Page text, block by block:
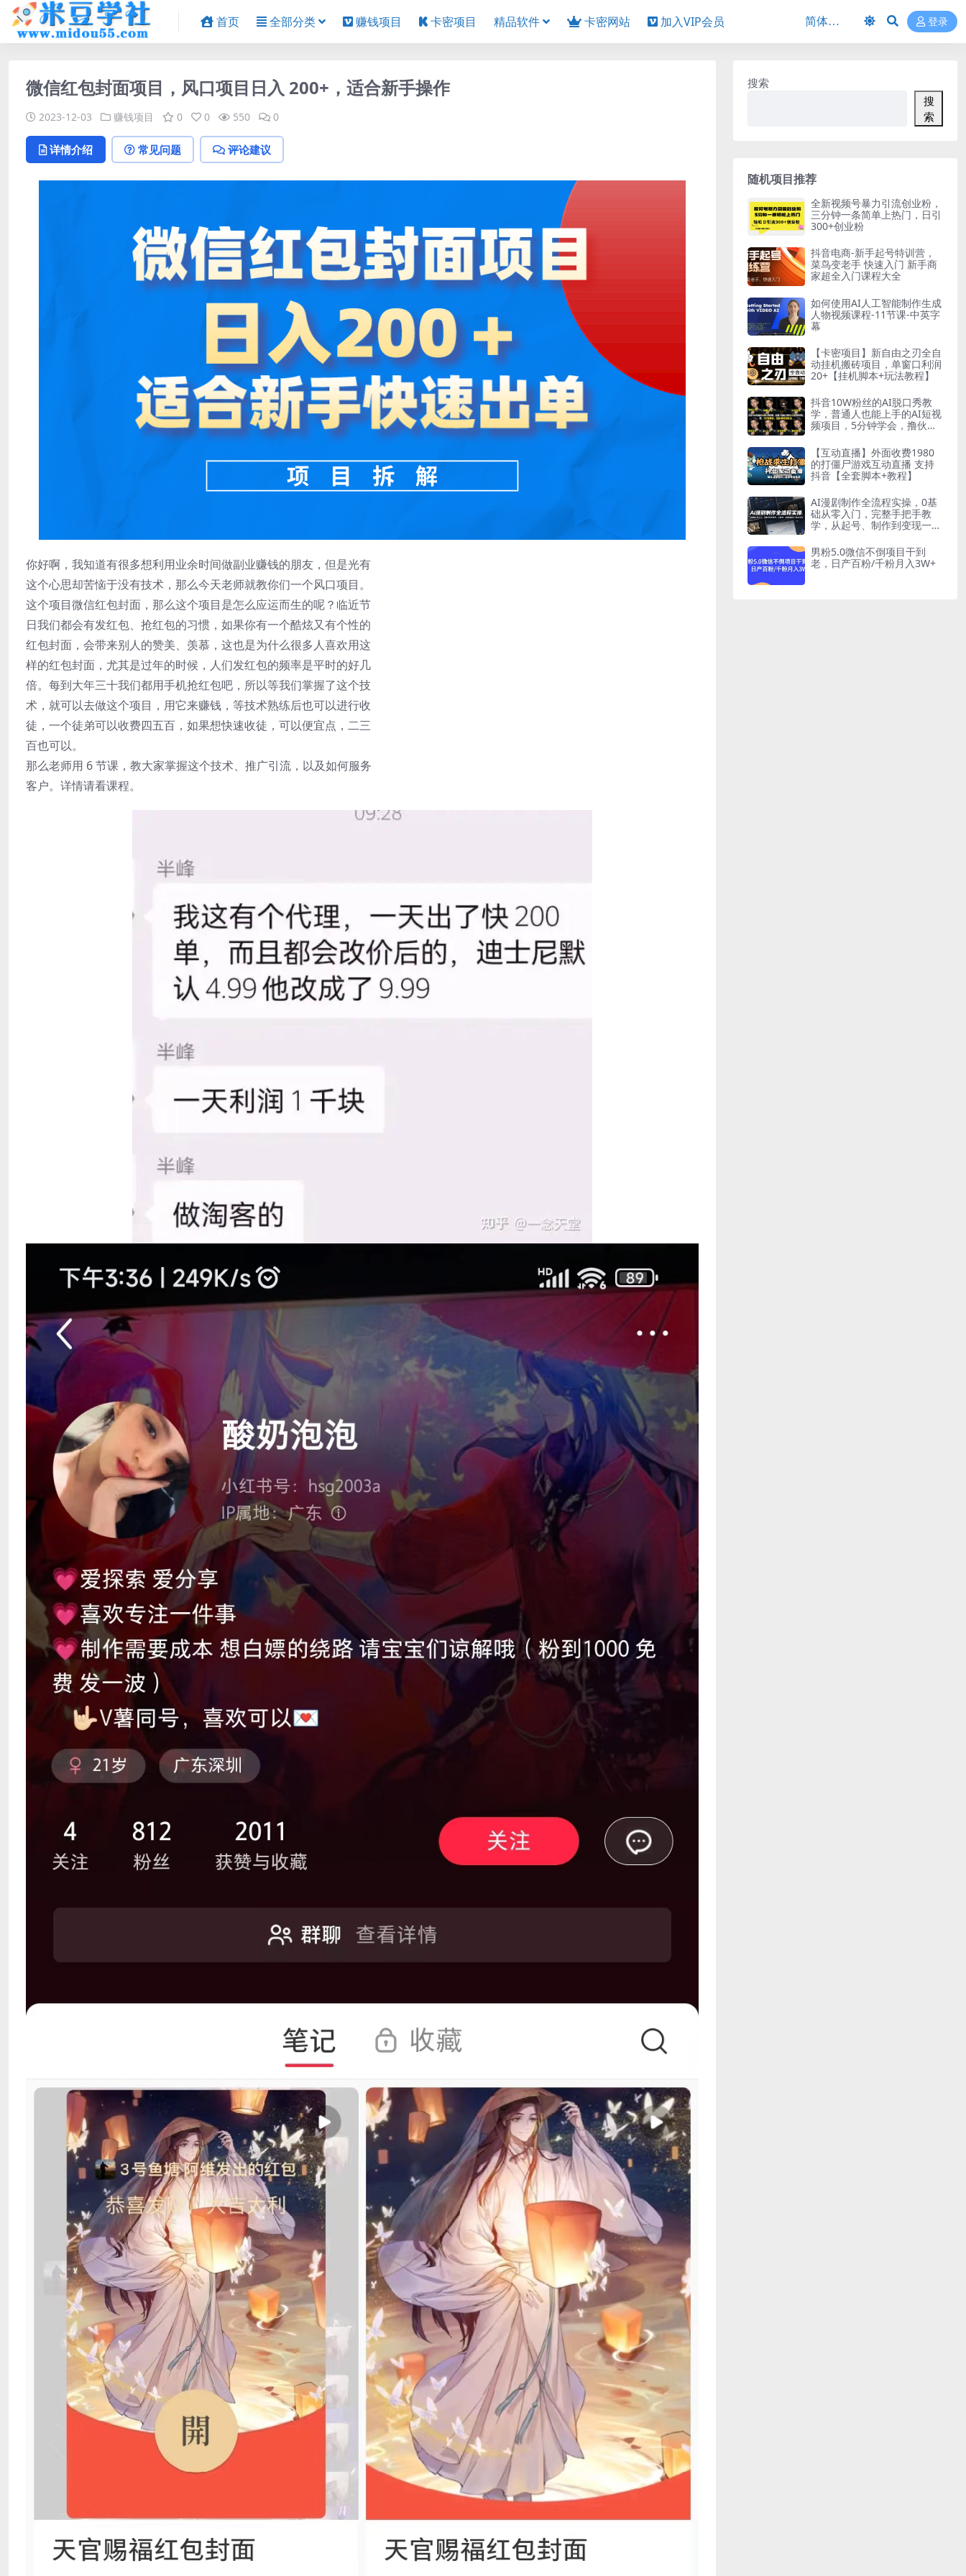
首页 全部分类 赚钱项目 卡密项目 精品软件 卡密网站 加入VIP会员 登录
微信红包封面项目，风口项目日入 200+，适合新手操作
2023-12-03 赚钱项目 0 0 550 0
详情介绍 常见问题 评论建议
你好啊，我知道有很多想利用业余时间做副业赚钱的朋友，但是光有
这个心思却苦恼于没有技术，那么今天老师就教你们一个风口项目。
这个项目微信红包封面，那么这个项目是怎么应运而生的呢？临近节
日我们都会有发红包、抢红包的习惯，如果你有一个酷炫又有个性的
红包封面，会带来别人的赞美、羡慕，这也是为什么很多人喜欢用这
样的红包封面，尤其是过年的时候，人们发红包的频率是平时的好几
倍。每到大年三十我们都用手机抢红包吧，所以等我们掌握了这个技
术，就可以去做这个项目，用它来赚钱，等技术熟练后也可以进行收
徒，一个徒弟可以收费四五百，如果想快速收徒，可以便宜点，二三
百也可以。
那么老师用 6 节课，教大家掌握这个技术、推广引流，以及如何服务
客户。详情请看课程。
搜索
搜
索
随机项目推荐
全新视频号暴力引流创业粉，
三分钟一条简单上热门，日引
300+创业粉
抖音电商-新手起号特训营，
菜鸟变老手 快速入门 新手商
家超全入门课程大全
如何使用AI人工智能制作生成
人物视频课程-11节课-中英字
幕
【卡密项目】新自由之刃全自
动挂机搬砖项目，单窗口利润
20+【挂机脚本+玩法教程】
抖音10W粉丝的AI脱口秀教
学，普通人也能上手的AI短视
频项目，5分钟学会，撸伙伴
【互动直播】外面收费1980
的打僵尸游戏互动直播 支持
抖音【全套脚本+教程】
AI漫剧制作全流程实操，0基
础从零入门，完整手把手教
学，从起号、制作到变现一站
男粉5.0微信不倒项目干到
老，日产百粉/千粉月入3W+